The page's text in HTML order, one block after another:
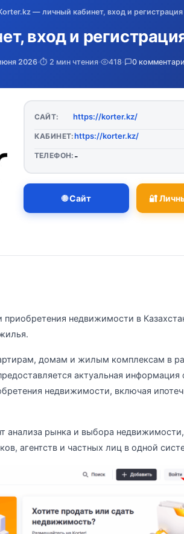
— личный кабинет, вход и регистрация
вход и
2026·⏱️ 2 мин чтения· 418· 0
САЙТ: https://korter.kz/
КАБИНЕТ:https://korter.kz/
ТЕЛЕФОН: -
🌐 Сайт 🔐
недвижимости в
домам и жилым комплексам в
актуальная информация
недвижимости, включая
анализа рынка и выбора
агентств и частных лиц в одной